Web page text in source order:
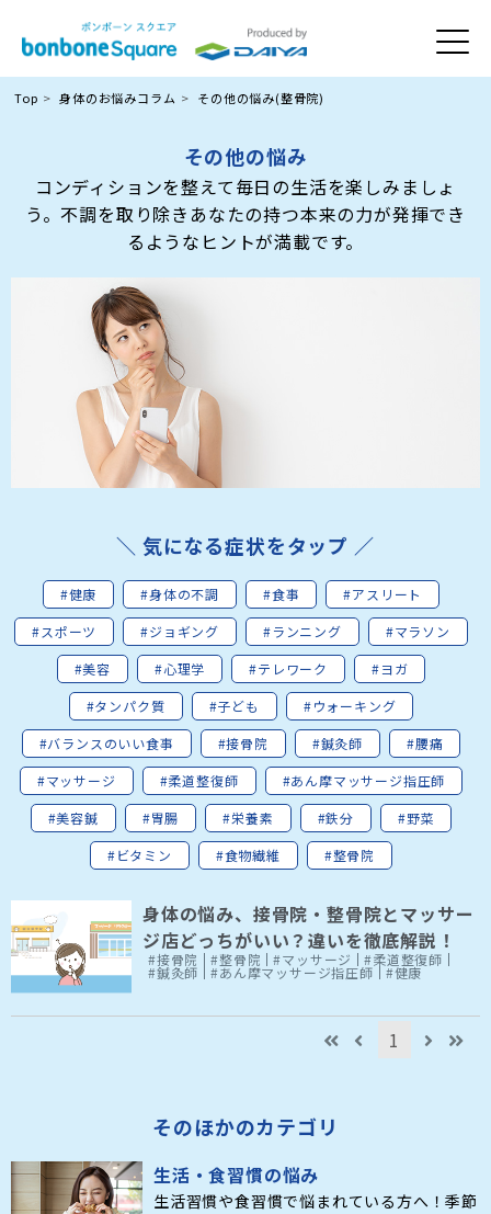
Top 身体のお悩みコラム その他の悩み(整骨院)
その他の悩み
コンディションを整えて毎日の生活を楽しみましょ
う。不調を取り除きあなたの持つ本来の力が発揮でき
るようなヒントが満載です。
＼ 気になる症状をタップ ／
#健康 #身体の不調 #食事
#アスリート
#スポーツ
#ジョギング #ランニング
#マラソン
#美容
#心理学 #テレワーク
#ヨガ
#タンパク質
#子ども
#ウォーキング
#バランスのいい食事
#接骨院 #鍼灸師
#腰痛
#マッサージ
#柔道整復師
#あん摩マッサージ指圧師
#美容鍼
#胃腸 #栄養素 #鉄分
#野菜
#ビタミン
#食物繊維 #整骨院
身体の悩み、接骨院・整骨院とマッサー
ジ店どっちがいい？違いを徹底解説！
#接骨院 #整骨院 #マッサージ #柔道整復師
#鍼灸師 #あん摩マッサージ指圧師 #健康
1
そのほかのカテゴリ
生活・食習慣の悩み
生活習慣や食習慣で悩まれている方へ！季節